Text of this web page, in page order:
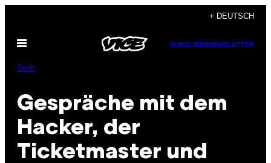
content
+ DEUTSCH
Open
SUBSCRIBENEWSLETTER
Tech
Gespräche mit dem
Hacker, der
Ticketmaster und